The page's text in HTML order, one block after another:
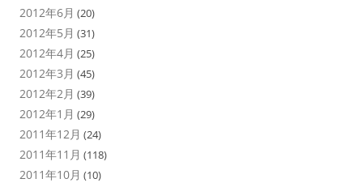
2012年6月 (20)
2012年5月 (31)
2012年4月 (25)
2012年3月 (45)
2012年2月 (39)
2012年1月 (29)
2011年12月 (24)
2011年11月 (118)
2011年10月 (10)